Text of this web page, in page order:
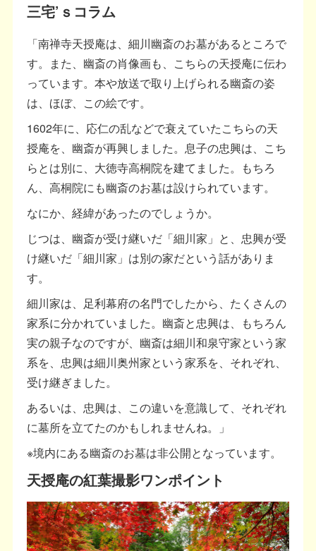
三宅’ｓコラム
「南禅寺天授庵は、細川幽斎のお墓があるところで
す。また、幽斎の肖像画も、こちらの天授庵に伝わ
っています。本や放送で取り上げられる幽斎の姿
は、ほぼ、この絵です。
1602年に、応仁の乱などで衰えていたこちらの天
授庵を、幽斎が再興しました。息子の忠興は、こち
らとは別に、大徳寺高桐院を建てました。もちろ
ん、高桐院にも幽斎のお墓は設けられています。
なにか、経緯があったのでしょうか。
じつは、幽斎が受け継いだ「細川家」と、忠興が受
け継いだ「細川家」は別の家だという話がありま
す。
細川家は、足利幕府の名門でしたから、たくさんの
家系に分かれていました。幽斎と忠興は、もちろん
実の親子なのですが、幽斎は細川和泉守家という家
系を、忠興は細川奥州家という家系を、それぞれ、
受け継ぎました。
あるいは、忠興は、この違いを意識して、それぞれ
に墓所を立てたのかもしれませんね。」
※境内にある幽斎のお墓は非公開となっています。
天授庵の紅葉撮影ワンポイント